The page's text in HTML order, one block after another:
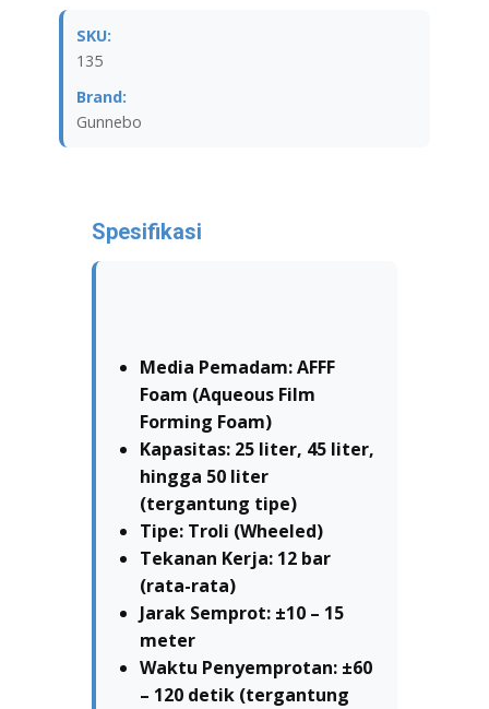
SKU:
135
Brand:
Gunnebo
Spesifikasi
Media Pemadam: AFFF
Foam (Aqueous Film
Forming Foam)
Kapasitas: 25 liter, 45 liter,
hingga 50 liter
(tergantung tipe)
Tipe: Troli (Wheeled)
Tekanan Kerja: 12 bar
(rata-rata)
Jarak Semprot: ±10 – 15
meter
Waktu Penyemprotan: ±60
– 120 detik (tergantung